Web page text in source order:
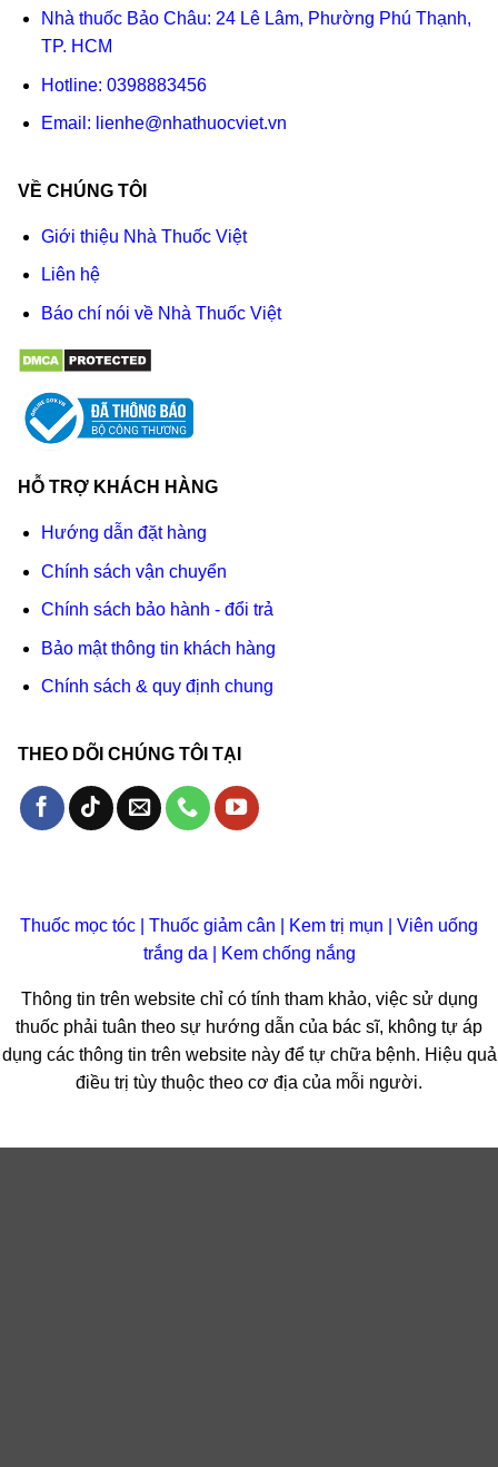
Nhà thuốc Bảo Châu: 24 Lê Lâm, Phường Phú Thạnh,
TP. HCM
Hotline: 0398883456
Email: lienhe@nhathuocviet.vn
VỀ CHÚNG TÔI
Giới thiệu Nhà Thuốc Việt
Liên hệ
Báo chí nói về Nhà Thuốc Việt
HỖ TRỢ KHÁCH HÀNG
Hướng dẫn đặt hàng
Chính sách vận chuyển
Chính sách bảo hành - đổi trả
Bảo mật thông tin khách hàng
Chính sách & quy định chung
THEO DÕI CHÚNG TÔI TẠI
Thuốc mọc tóc Thuốc giảm cân Kem trị mụn
Viên uống
trắng da
Kem chống nắng
Thông tin trên website chỉ có tính tham khảo, việc sử dụng
thuốc phải tuân theo sự hướng dẫn của bác sĩ, không tự áp
dụng các thông tin trên website này để tự chữa bệnh. Hiệu quả
điều trị tùy thuộc theo cơ địa của mỗi người.